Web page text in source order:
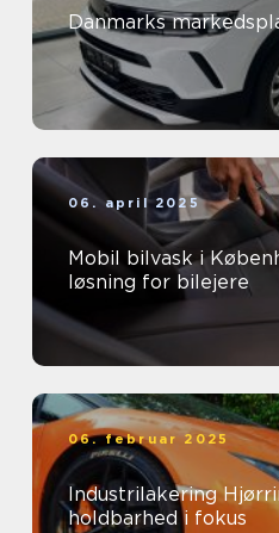
Danmarks
06. april 2025
Mobil bilvask i
løsning for bilejere
06. februar 2025
Industrilakering
holdbarhed i fokus